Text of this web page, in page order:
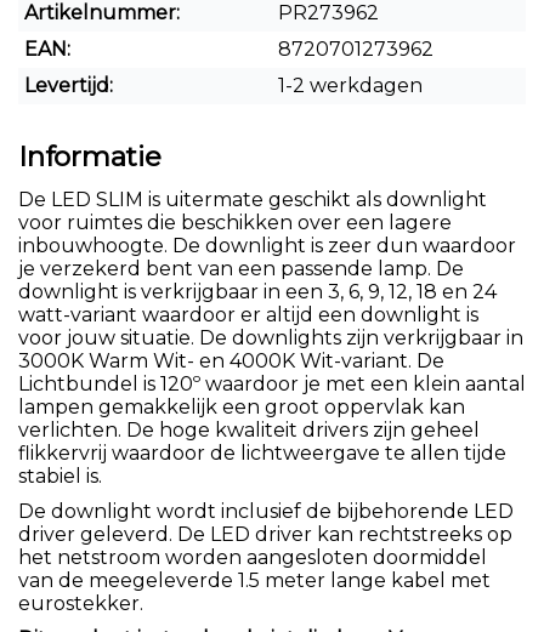
Artikelnummer:
PR273962
EAN:
8720701273962
Levertijd:
1-2 werkdagen
Informatie
De LED SLIM is uitermate geschikt als downlight
voor ruimtes die beschikken over een lagere
inbouwhoogte. De downlight is zeer dun waardoor
je verzekerd bent van een passende lamp. De
downlight is verkrijgbaar in een 3, 6, 9, 12, 18 en 24
watt-variant waardoor er altijd een downlight is
voor jouw situatie. De downlights zijn verkrijgbaar in
3000K Warm Wit- en 4000K Wit-variant. De
Lichtbundel is 120º waardoor je met een klein aantal
lampen gemakkelijk een groot oppervlak kan
verlichten. De hoge kwaliteit drivers zijn geheel
flikkervrij waardoor de lichtweergave te allen tijde
stabiel is.
De downlight wordt inclusief de bijbehorende LED
driver geleverd. De LED driver kan rechtstreeks op
het netstroom worden aangesloten doormiddel
van de meegeleverde 1.5 meter lange kabel met
eurostekker.